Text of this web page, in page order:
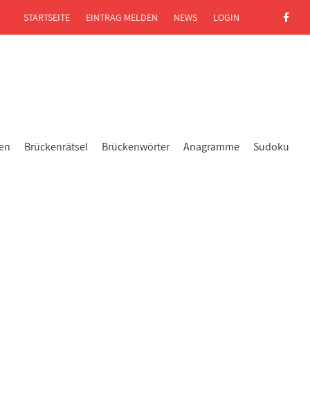
Brückenrätsel Brückenwörter Anagramme Sudoku
STARTSEITE EINTRAG MELDEN NEWS LOGIN